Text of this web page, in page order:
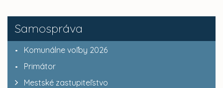
Samospráva
Komunálne voľby 2026
Primátor
Mestské zastupiteľstvo